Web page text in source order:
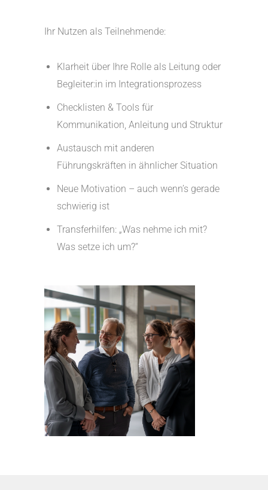
Ihr Nutzen als Teilnehmende:
Klarheit über Ihre Rolle als Leitung oder
Begleiter:in im Integrationsprozess
Checklisten & Tools für
Kommunikation, Anleitung und Struktur
Austausch mit anderen
Führungskräften in ähnlicher Situation
Neue Motivation – auch wenn’s gerade
schwierig ist
Transferhilfen: „Was nehme ich mit?
Was setze ich um?“